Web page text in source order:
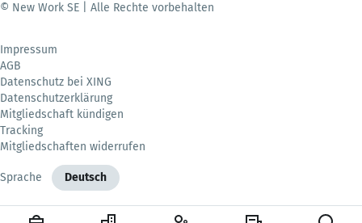
© New Work SE | Alle Rechte vorbehalten
Impressum
AGB
Datenschutz bei XING
Datenschutzerklärung
Mitgliedschaft kündigen
Tracking
Mitgliedschaften widerrufen
Sprache Deutsch